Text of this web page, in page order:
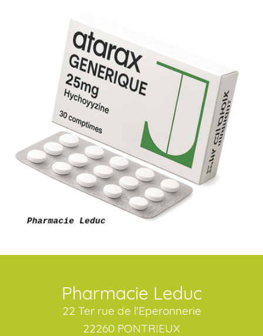
Pharmacie Leduc
22 Ter rue de l'Eperonnerie
22260 PONTRIEUX